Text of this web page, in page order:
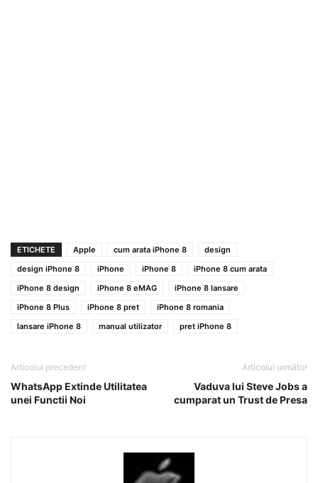
ETICHETE Apple cum arata iPhone 8
design
design iPhone 8
iPhone iPhone 8
iPhone 8 cum arata
iPhone 8 design
iPhone 8 eMAG
iPhone 8 lansare
iPhone 8 Plus
iPhone 8 pret
iPhone 8 romania
lansare iPhone 8
manual utilizator pret iPhone 8
Articolul precedent
WhatsApp Extinde Utilitatea
unei Functii Noi
Articolul următor
Vaduva lui Steve Jobs a
cumparat un Trust de Presa